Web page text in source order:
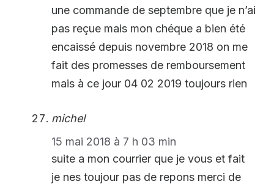
une commande de septembre que je n’ai
pas reçue mais mon chéque a bien été
encaissé depuis novembre 2018 on me
fait des promesses de remboursement
mais à ce jour 04 02 2019 toujours rien
michel
15 mai 2018 à 7 h 03 min
suite a mon courrier que je vous et fait
je nes toujour pas de repons merci de